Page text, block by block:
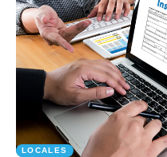
LOCALES